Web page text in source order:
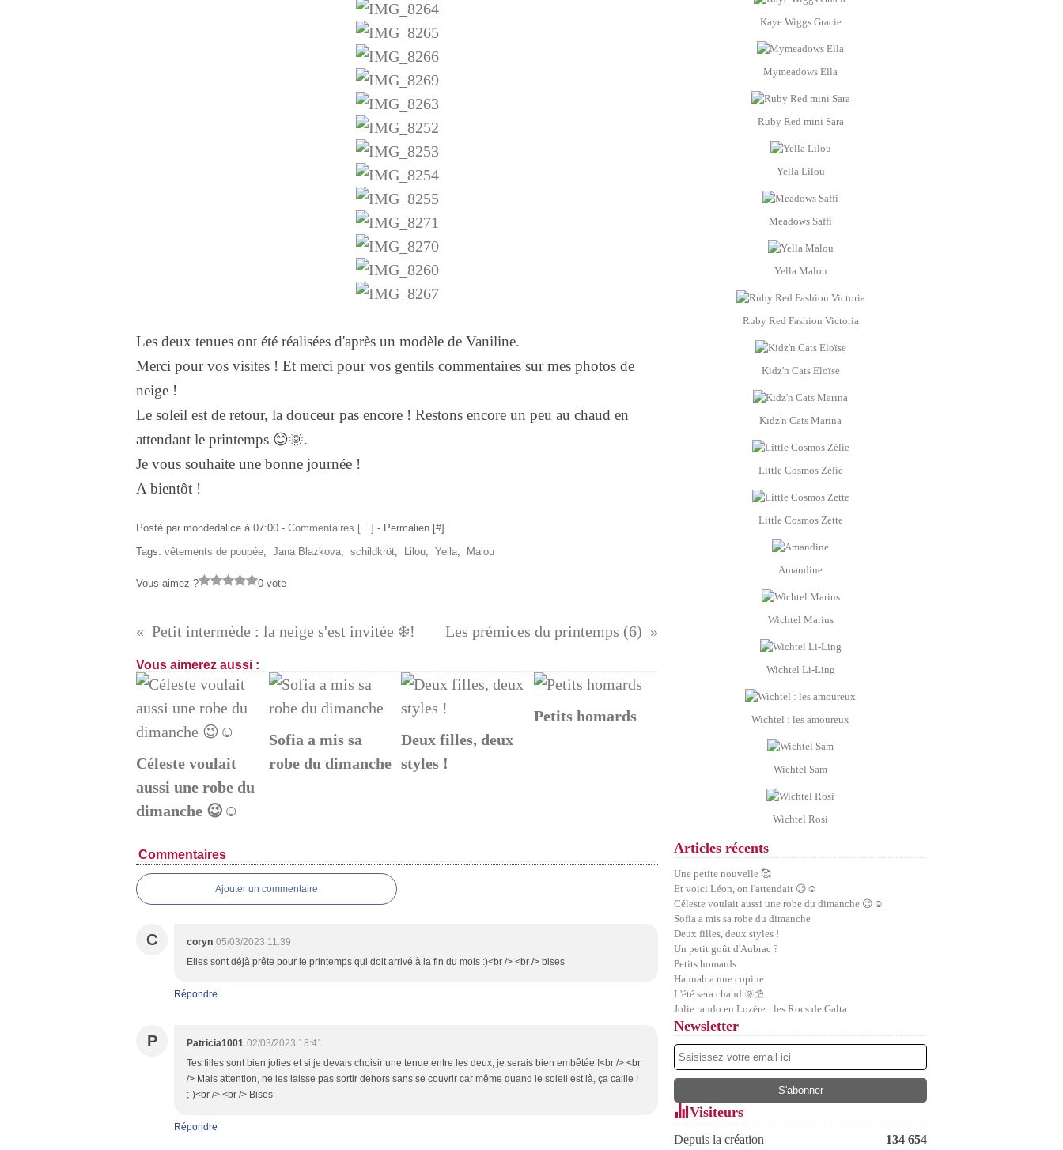
Les deux tenues ont été réalisées d'après un modèle de Vaniline.
Merci pour vos visites ! Et merci pour vos gentils commentaires sur mes photos de
neige !
Le soleil est de retour, la douceur pas encore ! Restons encore un peu au chaud en
attendant le printemps 😊🌞.
Je vous souhaite une bonne journée !
A bientôt !
Posté par mondedalice à 07:00 - Commentaires […] - Permalien [#]
Tags: vêtements de poupée, Jana Blazkova, schildkröt, Lilou, Yella, Malou
Vous aimez ? 0 vote
Petit intermède : la neige s'est invitée ❄️! Les prémices du printemps (6)
Vous aimerez aussi :
Céleste voulait
aussi une robe du
dimanche 😉☺️
Sofia a mis sa
robe du dimanche
Deux filles, deux
styles !
Petits homards
Commentaires
Ajouter un commentaire
C coryn 05/03/2023 11:39
Elles sont déjà prête pour le printemps qui doit arrivé à la fin du mois :)<br /> <br /> bises
Répondre
P Patricia1001 02/03/2023 18:41
Tes filles sont bien jolies et si je devais choisir une tenue entre les deux, je serais bien embêtée !<br /> <br
/> Mais attention, ne les laisse pas sortir dehors sans se couvrir car même quand le soleil est là, ça caille !
;-)<br /> <br /> Bises
Répondre
Kaye Wiggs Gracie
Mymeadows Ella
Ruby Red mini Sara
Yella Lilou
Meadows Saffi
Yella Malou
Ruby Red Fashion Victoria
Kidz'n Cats Eloïse
Kidz'n Cats Marina
Little Cosmos Zélie
Little Cosmos Zette
Amandine
Wichtel Marius
Wichtel Li-Ling
Wichtel : les amoureux
Wichtel Sam
Wichtel Rosi
Articles récents
Une petite nouvelle 🥰
Et voici Léon, on l'attendait 😉☺️
Céleste voulait aussi une robe du dimanche 😉☺️
Sofia a mis sa robe du dimanche
Deux filles, deux styles !
Un petit goût d'Aubrac ?
Petits homards
Hannah a une copine
L'été sera chaud 🌞⛱️
Jolie rando en Lozère : les Rocs de Galta
Newsletter
Visiteurs
Depuis la création 134 654